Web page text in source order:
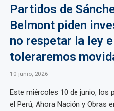
Partidos de
Belmont piden
no respetar la ley
toleraremos
10 junio, 2026
Este miércoles 10 de junio,
el Perú, Ahora Nación y Obras